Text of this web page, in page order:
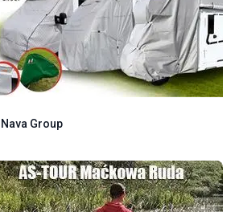
Nava Group